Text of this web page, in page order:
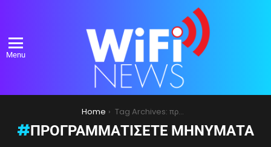
Menu
Home Tag Archives: προγραμματίσετε μηνύματα
ΠΡΟΓΡΑΜΜΑΤΊΣΕΤΕ ΜΗΝΎΜΑΤΑ